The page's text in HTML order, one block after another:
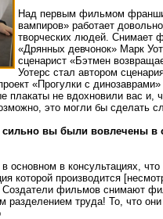
Над первым фильмом
вампиров» работает
творческих людей. Снимает
«Дрянных девчонок» Марк
сценарист «Бэтмен
Уотерс стал автором
«Прогулки с
плакаты не вдохновили вас и,
это могли бы сделать
вы были вовлечены в
основном в консультациях,
которой производится
Создатели фильмов снимают
разделением труда! То, что